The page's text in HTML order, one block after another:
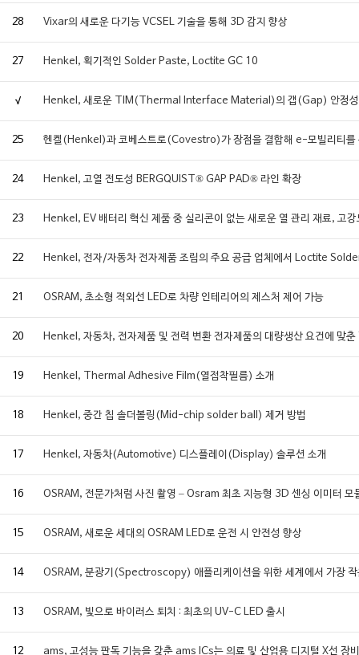
28 Vixar의 새로운 다기능 VCSEL 기술을 통해 3D 감지 향상
27 Henkel, 획기적인 Solder Paste, Loctite GC 10
√ Henkel, 새로운 TIM(Thermal Interface Material)의 갭(Gap) 안정성
25 헨켈(Henkel)과 코베스트로(Covestro)가 장점을 결합해 e-모빌리티를
24 Henkel, 고열 전도성 BERGQUIST® GAP PAD® 라인 확장
23 Henkel, EV 배터리 혁신 제품 중 실리콘이 없는 새로운 열 관리 재료, 고
22 Henkel, 전자/자동차 전자제품 조립의 주요 공급 업체에서 Loctite
21 OSRAM, 초소형 적외선 LED로 차량 인테리어의 제스처 제어 가능
20 Henkel, 자동차, 전자제품 및 전력 변환 전자제품의 대량생산 요건에 맞
19 Henkel, Thermal Adhesive Film(열접착필름) 소개
18 Henkel, 중간 칩 솔더볼링(Mid-chip solder ball) 제거 방법
17 Henkel, 자동차(Automotive) 디스플레이(Display) 솔루션 소개
16 OSRAM, 전문가처럼 사진 촬영 – Osram 최초 지능형 3D 센싱 이미터 모
15 OSRAM, 새로운 세대의 OSRAM LED로 운전 시 안전성 향상
14 OSRAM, 분광기(Spectroscopy) 애플리케이션을 위한 세계에서 가장 작
13 OSRAM, 빛으로 바이러스 퇴치 : 최초의 UV-C LED 출시
12 ams, 고성능 판독 기능을 갖춘 ams ICs는 의료 및 산업용 디지털 X선 장